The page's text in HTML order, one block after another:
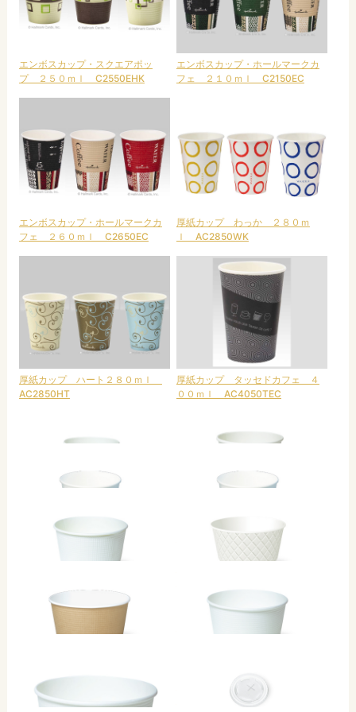
エンボスカップ・スクエアポッ
プ ２５０ｍｌ C2550EHK
エンボスカップ・ホールマークカ
フェ ２１０ｍｌ C2150EC
エンボスカップ・ホールマークカ
フェ ２６０ｍｌ C2650EC
厚紙カップ わっか ２８０ｍ
ｌ AC2850WK
厚紙カップ ハート２８０ｍｌ
AC2850HT
厚紙カップ タッセドカフェ ４
００ｍｌ AC4050TEC
ＳＩＮＣ－４００Ｌ ＳＩＮＣ－４６２Ｌ
東罐興業 トーカン 使い捨て エンボ
ス紙容器 SMP-565E-2 白ムジ小袋
ＳＭＰ－５６５Ｅ－２（Ｔ）ムジ
ＳＭＰ－７００Ｅ ムジ 未晒
し 小袋入り
東罐興業 トーカン 使い捨て エンボ
ス紙容器 SMP-700E 白ムジ小袋入